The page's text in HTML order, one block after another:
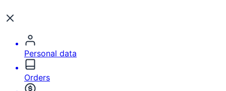
Personal data
Orders